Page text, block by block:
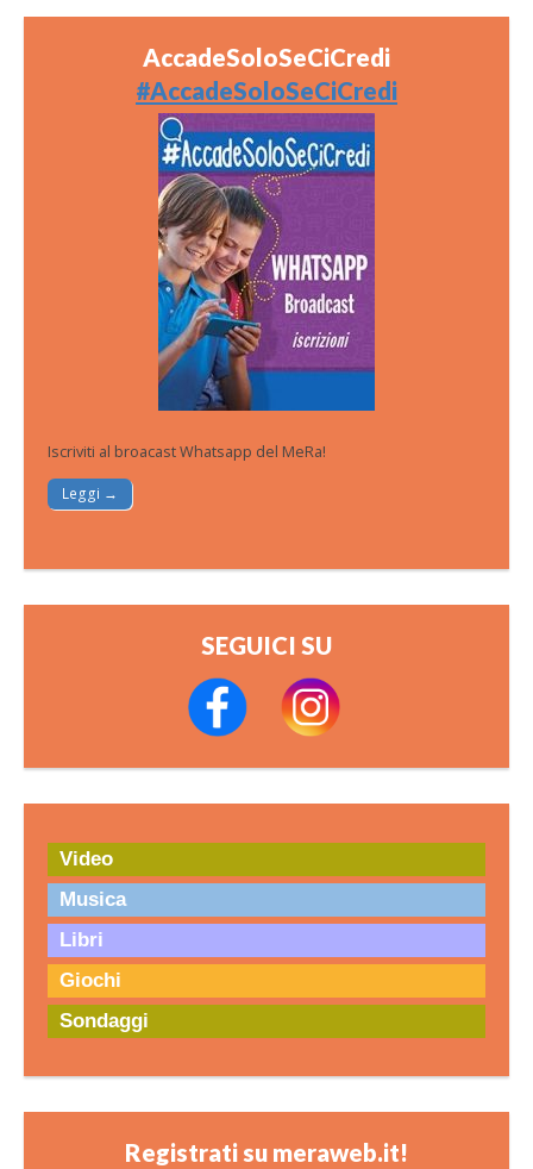
AccadeSoloSeCiCredi
#AccadeSoloSeCiCredi
Iscriviti al broacast Whatsapp del MeRa!
Leggi →
SEGUICI SU
Video
Musica
Libri
Giochi
Sondaggi
Registrati su meraweb.it!